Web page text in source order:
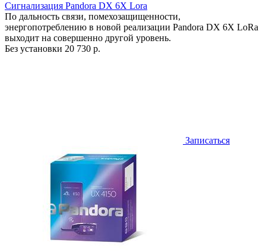
Сигнализация Pandora DX 6X Lora
По дальность связи, помехозащищенности,
энергопотреблению в новой реализации Pandora DX 6X LoRa
выходит на совершенно другой уровень.
Без установки 20 730 р.
Записаться